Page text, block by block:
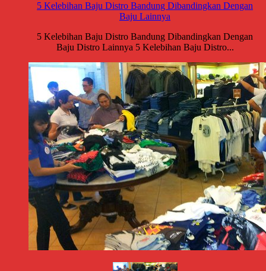
5 Kelebihan Baju Distro Bandung Dibandingkan Dengan
Baju Lainnya
5 Kelebihan Baju Distro Bandung Dibandingkan Dengan
Baju Distro Lainnya 5 Kelebihan Baju Distro...